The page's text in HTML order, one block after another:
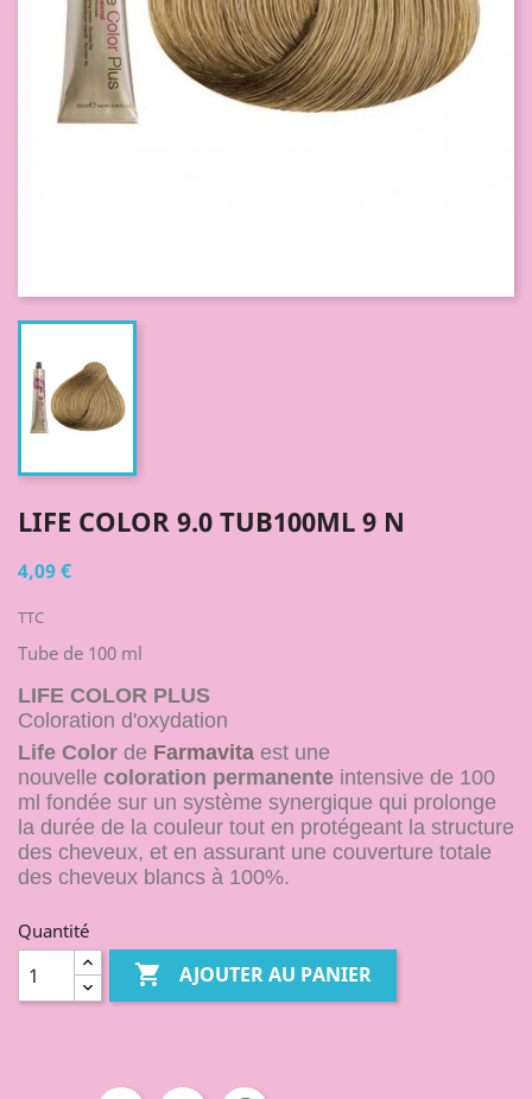
LIFE COLOR 9.0 TUB100ML 9 N
4,09 €
TTC
Tube de 100 ml
LIFE COLOR PLUS
Coloration d'oxydation
Life Color de Farmavita est une
nouvelle coloration permanente intensive de 100
ml fondée sur un système synergique qui prolonge
la durée de la couleur tout en protégeant la structure
des cheveux, et en assurant une couverture totale
des cheveux blancs à 100%.
Quantité
 AJOUTER AU PANIER